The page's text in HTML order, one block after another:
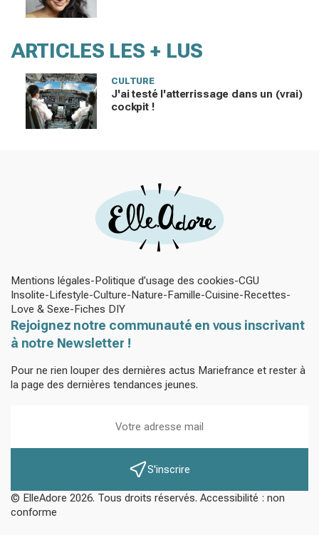
ARTICLES LES + LUS
CULTURE
J'ai testé l'atterrissage dans un (vrai)
cockpit !
Mentions légales Politique d’usage des cookies CGU
Insolite Lifestyle Culture Nature Famille Cuisine Recettes
Love & Sexe Fiches DIY
Rejoignez notre communauté en vous inscrivant
à notre Newsletter !
Pour ne rien louper des dernières actus Mariefrance et rester à
la page des dernières tendances jeunes.
S'inscrire
© ElleAdore 2026. Tous droits réservés. Accessibilité : non
conforme